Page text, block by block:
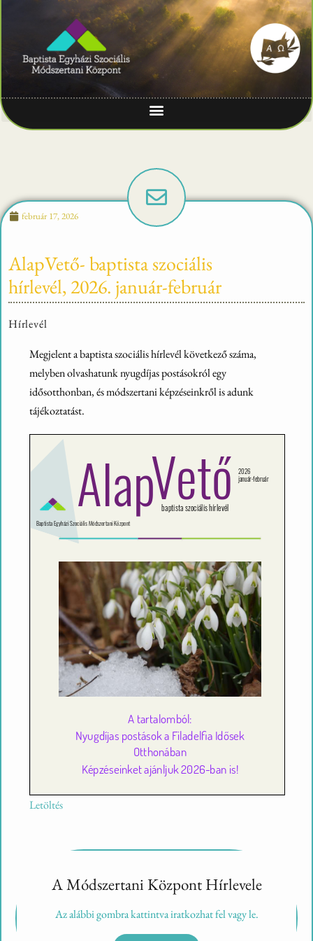
február 17, 2026
AlapVető- baptista szociális
hírlevél, 2026. január-február
Hírlevél
Megjelent a baptista szociális hírlevél következő száma,
melyben olvashatunk nyugdíjas postásokról egy
idősotthonban, és módszertani képzéseinkről is adunk
tájékoztatást.
Letöltés
A Módszertani Központ Hírlevele
Az alábbi gombra kattintva iratkozhat fel vagy le.